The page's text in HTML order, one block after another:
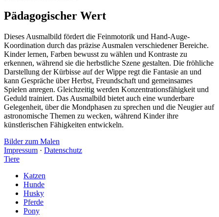
Pädagogischer Wert
Dieses Ausmalbild fördert die Feinmotorik und Hand-Auge-
Koordination durch das präzise Ausmalen verschiedener Bereiche.
Kinder lernen, Farben bewusst zu wählen und Kontraste zu
erkennen, während sie die herbstliche Szene gestalten. Die fröhliche
Darstellung der Kürbisse auf der Wippe regt die Fantasie an und
kann Gespräche über Herbst, Freundschaft und gemeinsames
Spielen anregen. Gleichzeitig werden Konzentrationsfähigkeit und
Geduld trainiert. Das Ausmalbild bietet auch eine wunderbare
Gelegenheit, über die Mondphasen zu sprechen und die Neugier auf
astronomische Themen zu wecken, während Kinder ihre
künstlerischen Fähigkeiten entwickeln.
Bilder zum Malen
Impressum · Datenschutz
Tiere
Katzen
Hunde
Husky
Pferde
Pony